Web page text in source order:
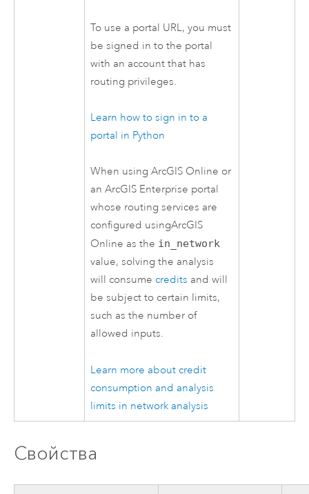
To use a portal URL, you must
be signed in to the portal
with an account that has
routing privileges.
Learn how to sign in to a
portal in Python
When usingArcGIS Online or
anArcGIS Enterprise portal
whose routing services are
configured usingArcGIS
Online as the in_network
value, solving the analysis
will consume credits and will
be subject to certain limits,
such as the number of
allowed inputs.
Learn more about credit
consumption and analysis
limits in network analysis
Свойства